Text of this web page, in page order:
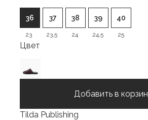
39 40
36 37 38
23 23,5 24 24,5 25
Цвет
Добавить в
Tilda Publishing